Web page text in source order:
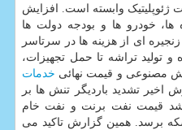
ژئوپلیتیک وابسته است. افزایش
خودرو ها و بودجه دولت ها
ای از هزینه ها در سرتاسر
و تولید تراشه تا حمل تجهیزات،
مصنوعی و قیمت نهائی خدمات
تشدید باردیگر تنش ها بر
قیمت نفت برنت و نفت خام
دلار در هر بشکه برسد. همین گزارش تاکید می